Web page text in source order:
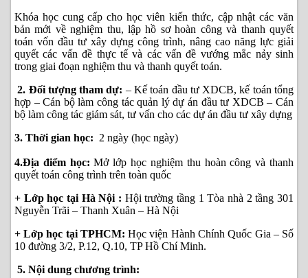
Khóa học cung cấp cho học viên kiến thức, cập nhật các văn
bản mới về nghiệm thu, lập hồ sơ hoàn công và thanh quyết
toán vốn đầu tư xây dựng công trình, nâng cao năng lực giải
quyết các vấn đề thực tế và các vấn đề vướng mắc nảy sinh
trong giai đoạn nghiệm thu và thanh quyết toán.
2. Đối tượng tham dự: – Kế toán đầu tư XDCB, kế toán tổng
hợp – Cán bộ làm công tác quản lý dự án đầu tư XDCB – Cán
bộ làm công tác giám sát, tư vấn cho các dự án đầu tư xây dựng
3. Thời gian học: 2 ngày (học ngày)
4.Địa điểm học: Mở lớp học nghiệm thu hoàn công và thanh
quyết toán công trình trên toàn quốc
+ Lớp học tại Hà Nội : Hội trường tầng 1 Tòa nhà 2 tầng 301
Nguyễn Trãi – Thanh Xuân – Hà Nội
+ Lớp học tại TPHCM: Học viện Hành Chính Quốc Gia – Số
10 đường 3/2, P.12, Q.10, TP Hồ Chí Minh.
5. Nội dung chương trình: